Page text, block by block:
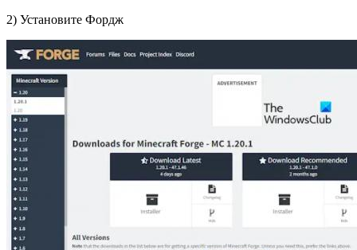
2) Установите Фордж